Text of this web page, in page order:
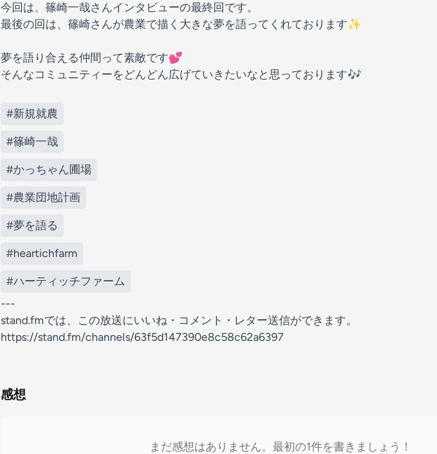
今回は、篠崎一哉さんインタビューの最終回です。
最後の回は、篠崎さんが農業で描く大きな夢を語ってくれております✨
夢を語り合える仲間って素敵です💕
そんなコミュニティーをどんどん広げていきたいなと思っております🎶
#新規就農
#篠崎一哉
#かっちゃん圃場
#農業団地計画
#夢を語る
#heartichfarm
#ハーティッチファーム
---
stand.fmでは、この放送にいいね・コメント・レター送信ができます。
https://stand.fm/channels/63f5d147390e8c58c62a6397
感想
まだ感想はありません。最初の1件を書きましょう！